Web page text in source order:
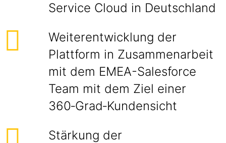
Service Cloud in Deutschland
Weiterentwicklung der
Plattform in Zusammenarbeit
mit dem EMEA-Salesforce
Team mit dem Ziel einer
360‑Grad‑Kundensicht
Stärkung der